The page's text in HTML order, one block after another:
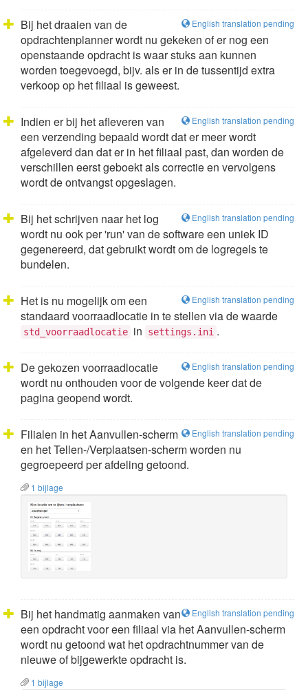
English translation pending
Bij het draaien van de
opdrachtenplanner wordt nu gekeken of er nog een
openstaande opdracht is waar stuks aan kunnen
worden toegevoegd, bijv. als er in de tussentijd extra
verkoop op het filiaal is geweest.
English translation pending
Indien er bij het afleveren van
een verzending bepaald wordt dat er meer wordt
afgeleverd dan dat er in het filiaal past, dan worden de
verschillen eerst geboekt als correctie en vervolgens
wordt de ontvangst opgeslagen.
English translation pending
Bij het schrijven naar het log
wordt nu ook per 'run' van de software een uniek ID
gegenereerd, dat gebruikt wordt om de logregels te
bundelen.
English translation pending
Het is nu mogelijk om een
standaard voorraadlocatie in te stellen via de waarde
std_voorraadlocatie in settings.ini .
English translation pending
De gekozen voorraadlocatie
wordt nu onthouden voor de volgende keer dat de
pagina geopend wordt.
English translation pending
Filialen in het Aanvullen-scherm
en het Tellen-/Verplaatsen-scherm worden nu
gegroepeerd per afdeling getoond.
1 bijlage
English translation pending
Bij het handmatig aanmaken van
een opdracht voor een filiaal via het Aanvullen-scherm
wordt nu getoond wat het opdrachtnummer van de
nieuwe of bijgewerkte opdracht is.
1 bijlage